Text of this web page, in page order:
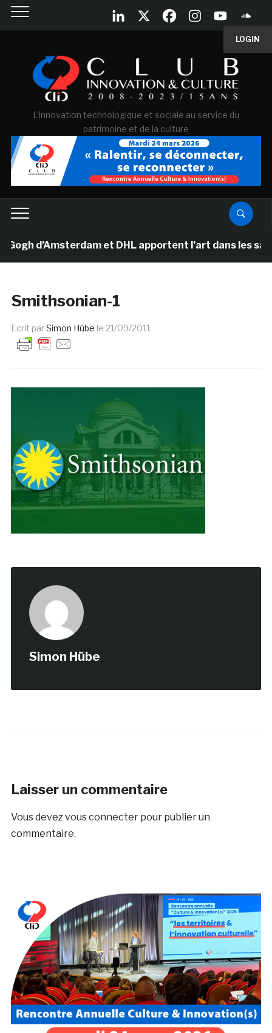
LOGIN
L'innovation technologique et sociale au service du
patrimoine et de la culture
d’Amsterdam et DHL apportent l’art dans les salles
Smithsonian-1
Ecrit parSimon Hübe le 21/09/2011
Simon Hübe
Laisser un commentaire
Vous devezvous connecterpour publier un
commentaire.